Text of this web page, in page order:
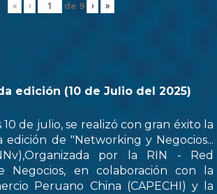
« ‹ de 9 › »
edición (10 de Julio del 2025)
10 de julio, se realizó con gran éxito la
edición de "Networking y Negocios...
por la RIN - Red
Negocios, en colaboración con la
Peruano China (CAPECHI) y la